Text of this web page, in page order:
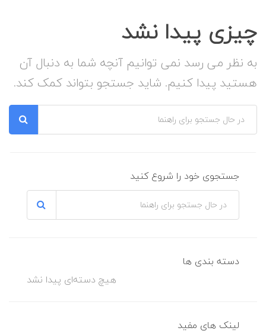
چیزی پیدا نشد
به نظر می رسد نمی توانیم آنچه شما به دنبال آن
هستید پیدا کنیم. شاید جستجو بتواند کمک کند.
جستجوی خود را شروع کنید
دسته بندی ها
هیچ دسته‌ای پیدا نشد
لینک های مفید